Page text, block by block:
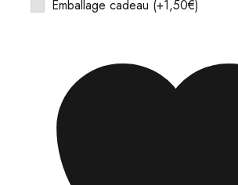
Emballage cadeau (+1,50€)